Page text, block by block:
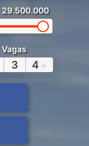
29.500.000
Vagas
3 4 +